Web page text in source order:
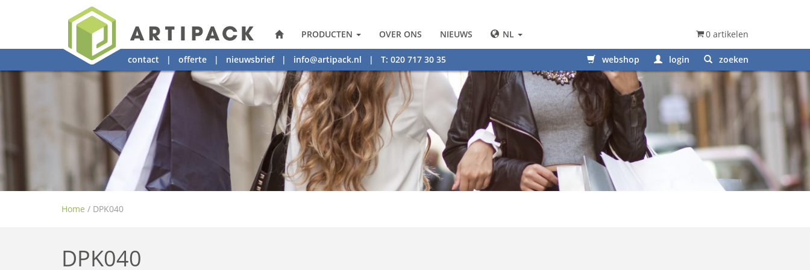
PRODUCTEN OVER ONS NIEUWS NL 0 artikelen
contact | offerte | nieuwsbrief| info@artipack.nl | T: 020 717 30 35 webshop login zoeken
Home / DPK040
DPK040